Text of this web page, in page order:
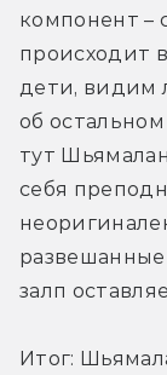
компонент –
происходит
дети, видим
об
тут
себя
развешанные
залп
Итог: